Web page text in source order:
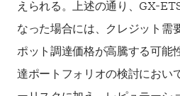
えられる。上述の通り、GX-
なった場合には、クレジット需
ポット調達価格が高騰する可能
達ポートフォリオの検討におい